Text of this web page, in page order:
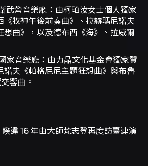
武營音樂廳：由柯珀汝女士個人獨家
《牧神午後前奏曲》、拉赫瑪尼諾夫
想曲》，以及德布西《海》、拉威爾
家音樂廳：由力晶文化基金會獨家贊
諾夫《帕格尼尼主題狂想曲》與布魯
響曲。
違 16 年由大師梵志登再度訪臺連演